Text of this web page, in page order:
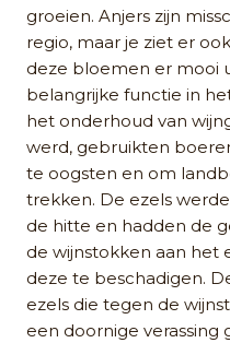
groeien. Anjers zijn
regio, maar je ziet er
deze bloemen er mooi
belangrijke functie in
het onderhoud van
werd, gebruikten
te oogsten en om
trekken. De ezels
de hitte en hadden de
de wijnstokken aan het
deze te beschadigen.
ezels die tegen de
een doornige verassing